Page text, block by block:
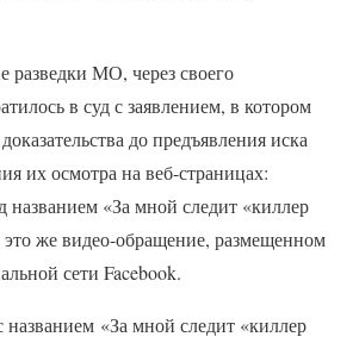
разведки МО, через своего
в суд с заявлением, в котором
до предъявления иска
их осмотра на веб-страницах:
названием «За мной следит «киллер
же видео-обращение, размещенном
сети Facebook.
«За мной следит «киллер